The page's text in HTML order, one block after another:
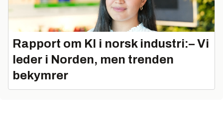
Rapport om KI i norsk industri:– Vi
leder i Norden, men trenden
bekymrer